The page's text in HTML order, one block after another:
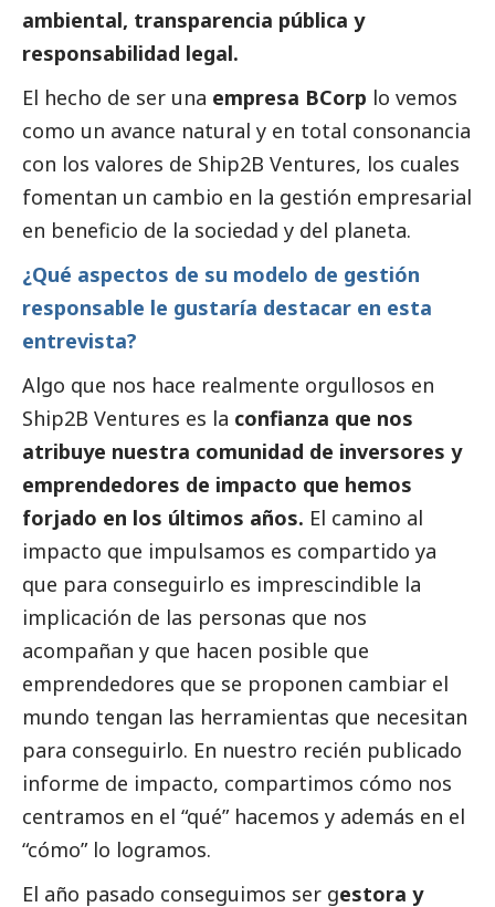
ambiental, transparencia pública y
responsabilidad legal.
El hecho de ser una empresa BCorp lo vemos
como un avance natural y en total consonancia
con los valores de Ship2B Ventures, los cuales
fomentan un cambio en la gestión empresarial
en beneficio de la sociedad y del planeta.
¿Qué aspectos de su modelo de gestión
responsable le gustaría destacar en esta
entrevista?
Algo que nos hace realmente orgullosos en
Ship2B Ventures es la confianza que nos
atribuye nuestra comunidad de inversores y
emprendedores de impacto que hemos
forjado en los últimos años. El camino al
impacto que impulsamos es compartido ya
que para conseguirlo es imprescindible la
implicación de las personas que nos
acompañan y que hacen posible que
emprendedores que se proponen cambiar el
mundo tengan las herramientas que necesitan
para conseguirlo. En nuestro recién publicado
informe de impacto, compartimos cómo nos
centramos en el “qué” hacemos y además en el
“cómo” lo logramos.
El año pasado conseguimos ser gestora y